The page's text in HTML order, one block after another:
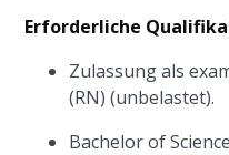
Erforderliche
Zulassung als
(RN) (unbelastet).
Bachelor of